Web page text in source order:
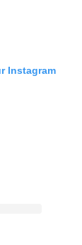
Instagram